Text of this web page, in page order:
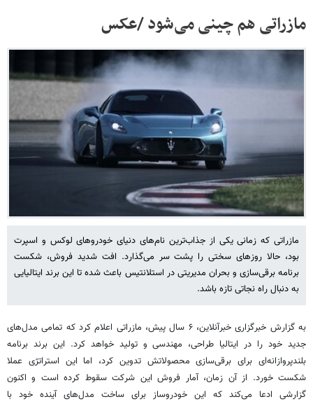
مازراتی هم چینی می‌شود /عکس
مازراتی که زمانی یکی از جذاب‌ترین نام‌های دنیای خودروهای لوکس و اسپرت
بود، حالا روزهای سختی را پشت سر می‌گذارد. افت شدید فروش، شکست
برنامه برقی‌سازی و بحران مدیریتی در استلانتیس باعث شده تا این برند ایتالیایی
به دنبال راه نجاتی تازه باشد.
به گزارش خبرگزاری خبرآنلاین، ۶ سال پیش، مازراتی اعلام کرد که تمامی مدل‌های
جدید خود را در ایتالیا طراحی، مهندسی و تولید خواهد کرد. این برند برنامه
بلندپروازانه‌ای برای برقی‌سازی محصولاتش تدوین کرد، اما این استراتژی عملا
شکست خورد. از آن زمان، آمار فروش این شرکت سقوط کرده است و اکنون
گزارشی ادعا می‌کند که این خودروساز برای ساخت مدل‌های آینده خود با